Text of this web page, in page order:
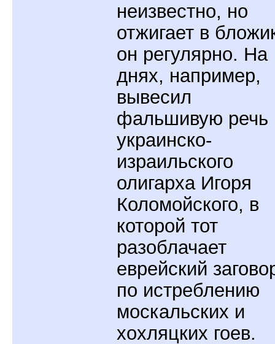
неизвестно, но
отжигает в
он регулярно. На
днях, например,
вывесил
фальшивую речь
украинско-
израильского
олигарха Игоря
Коломойского, в
которой тот
разоблачает
еврейский
по истреблению
москальских и
хохляцких гоев.